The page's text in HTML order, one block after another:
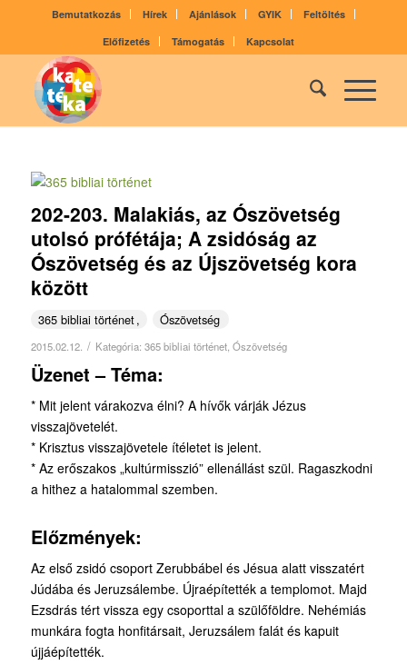
Bemutatkozás Hírek Ajánlások GYIK
Feltöltés
Előfizetés
Támogatás Kapcsolat
202-203. Malakiás, az Ószövetség
utolsó prófétája; A zsidóság az
Ószövetség és az Újszövetség kora
között
365 bibliai történet Ószövetség
2015.02.12. / Kategória: 365 bibliai történet, Ószövetség
Üzenet – Téma:
* Mit jelent várakozva élni? A hívők várják Jézus
visszajövetelét.
* Krisztus visszajövetele ítéletet is jelent.
* Az erőszakos „kultúrmisszió” ellenállást szül. Ragaszkodni
a hithez a hatalommal szem­ben.
Előzmények:
Az első zsidó csoport Zerubbábel és Jésua alatt visszatért
Júdába és Jeruzsálembe. Újraépítették a templomot. Majd
Ezsdrás tért vissza egy csoporttal a szülőföldre. Nehémiás
munkára fogta honfitársait, Jeruzsálem falát és kapuit
újjáépítették.